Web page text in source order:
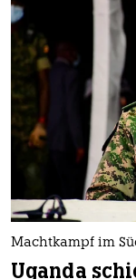
Machtkampf im
Uganda